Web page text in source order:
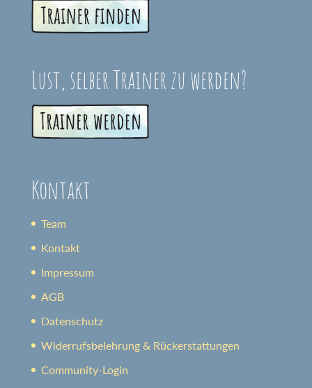
Lust, selber Trainer zu werden?
Kontakt
Team
Kontakt
Impressum
AGB
Datenschutz
Widerrufsbelehrung & Rückerstattungen
Community-Login